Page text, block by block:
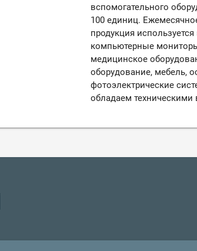
вспомогательного
100 единиц.
продукция
компьютерные
медицинское
оборудование, мебель,
фотоэлектрические
обладаем